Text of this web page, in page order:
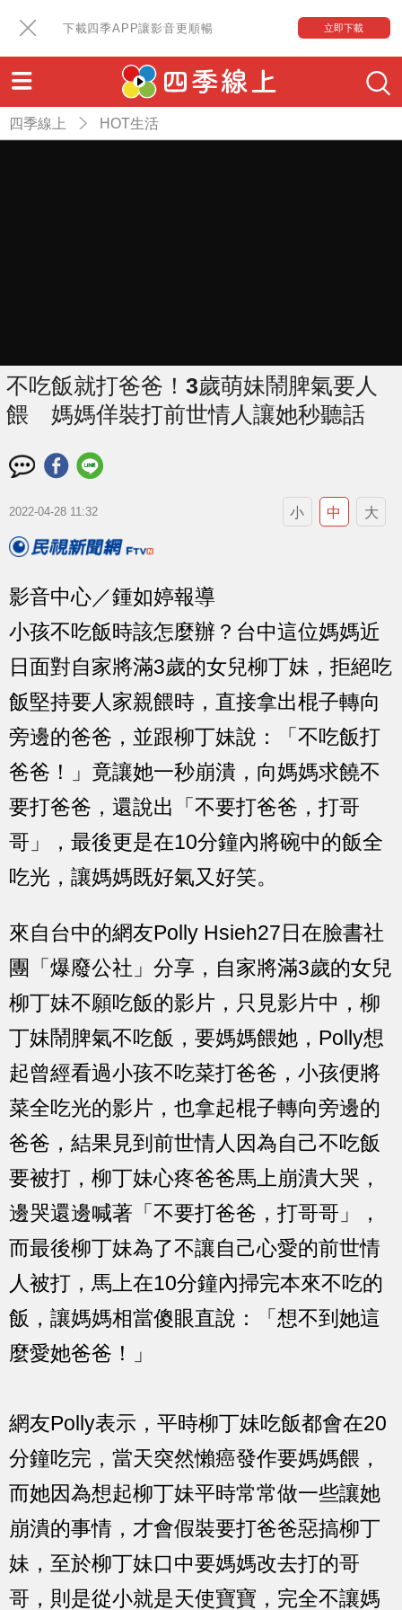
下載四季APP讓影音更順暢 立即下載
四季線上 HOT生活
不吃飯就打爸爸！3歲萌妹鬧脾氣要人
餵 媽媽佯裝打前世情人讓她秒聽話
2022-04-28 11:32 小 中 大
影音中心／鍾如婷報導
小孩不吃飯時該怎麼辦？台中這位媽媽近
日面對自家將滿3歲的女兒柳丁妹，拒絕吃
飯堅持要人家親餵時，直接拿出棍子轉向
旁邊的爸爸，並跟柳丁妹說：「不吃飯打
爸爸！」竟讓她一秒崩潰，向媽媽求饒不
要打爸爸，還說出「不要打爸爸，打哥
哥」，最後更是在10分鐘內將碗中的飯全
吃光，讓媽媽既好氣又好笑。
來自台中的網友Polly Hsieh27日在臉書社
團「爆廢公社」分享，自家將滿3歲的女兒
柳丁妹不願吃飯的影片，只見影片中，柳
丁妹鬧脾氣不吃飯，要媽媽餵她，Polly想
起曾經看過小孩不吃菜打爸爸，小孩便將
菜全吃光的影片，也拿起棍子轉向旁邊的
爸爸，結果見到前世情人因為自己不吃飯
要被打，柳丁妹心疼爸爸馬上崩潰大哭，
邊哭還邊喊著「不要打爸爸，打哥哥」，
而最後柳丁妹為了不讓自己心愛的前世情
人被打，馬上在10分鐘內掃完本來不吃的
飯，讓媽媽相當傻眼直說：「想不到她這
麼愛她爸爸！」
網友Polly表示，平時柳丁妹吃飯都會在20
分鐘吃完，當天突然懶癌發作要媽媽餵，
而她因為想起柳丁妹平時常常做一些讓她
崩潰的事情，才會假裝要打爸爸惡搞柳丁
妹，至於柳丁妹口中要媽媽改去打的哥
哥，則是從小就是天使寶寶，完全不讓媽